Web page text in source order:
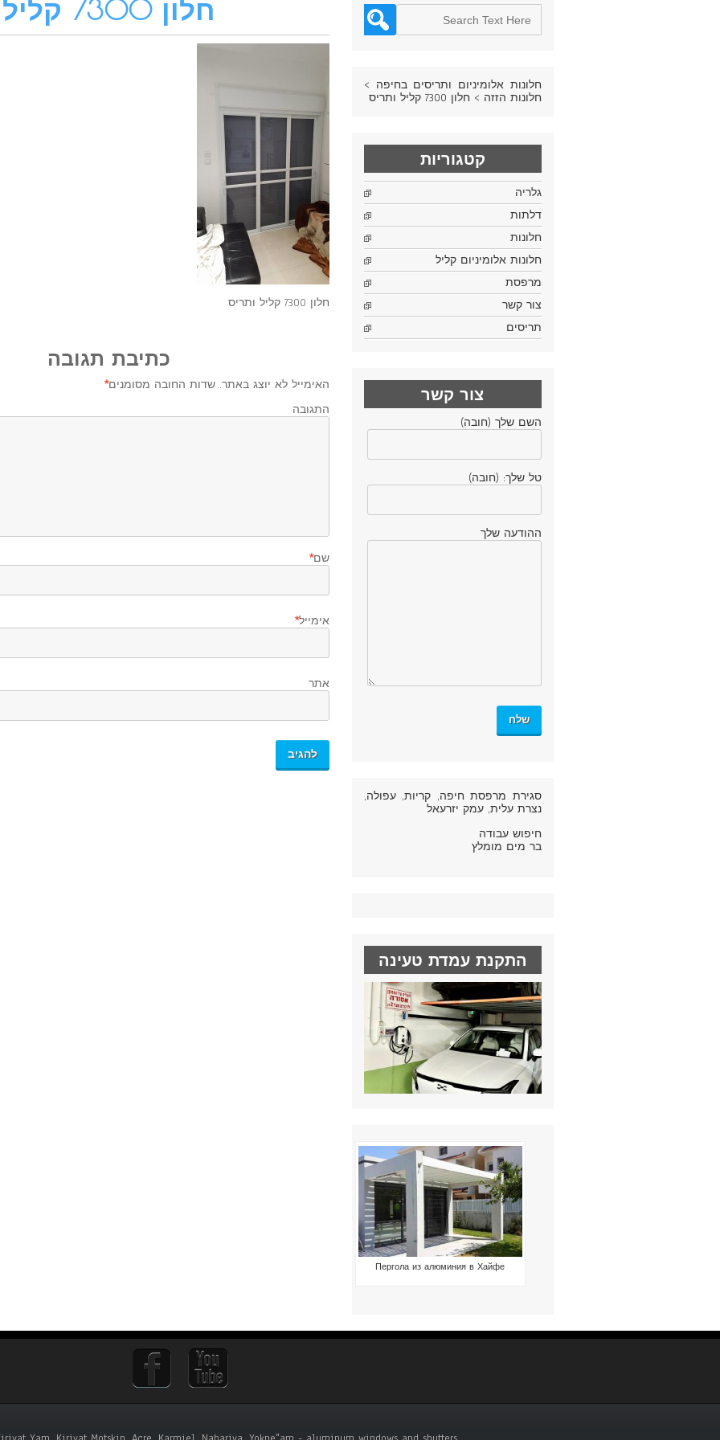
חלון 7300 קליל ותריס
חלון 7300 קליל ותריס
כתיבת תגובה
האימייל לא יוצג באתר. שדות החובה מסומנים*
התגובה
שם*
אימייל*
אתר
חלונות אלומיניום ותריסים בחיפה >
חלונות הזזה > חלון 7300 קליל ותריס
קטגוריות
גלריה
דלתות
חלונות
חלונות אלומיניום קליל
מרפסת
צור קשר
תריסים
צור קשר
השם שלך (חובה)
טל שלך: (חובה)
ההודעה שלך
סגירת מרפסת חיפה, קריות, עפולה,
נצרת עלית, עמק יזרעאל
חיפוש עבודה
בר מים מומלץ
התקנת עמדת טעינה
Пергола из алюминия в Хайфе